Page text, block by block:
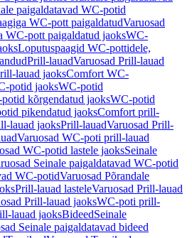
paigaldatavad WC-potid
WC-pott paigaldatudVaruosad
WC-pott paigaldatud jaoksWC-
Loputuspaagid WC-pottidele,
Prill-lauadVaruosad Prill-lauad
lauad jaoksComfort WC-
potid jaoksWC-potid
kõrgendatud jaoksWC-potid
pikendatud jaoksComfort prill-
lauad jaoksPrill-lauadVaruosad Prill-
Varuosad WC-poti prill-lauad
WC-potid lastele jaoksSeinale
Seinale paigaldatavad WC-potid
WC-potidVaruosad Põrandale
Prill-lauad lasteleVaruosad Prill-lauad
Prill-lauad jaoksWC-poti prill-
lauad jaoksBideedSeinale
Seinale paigaldatavad bideed